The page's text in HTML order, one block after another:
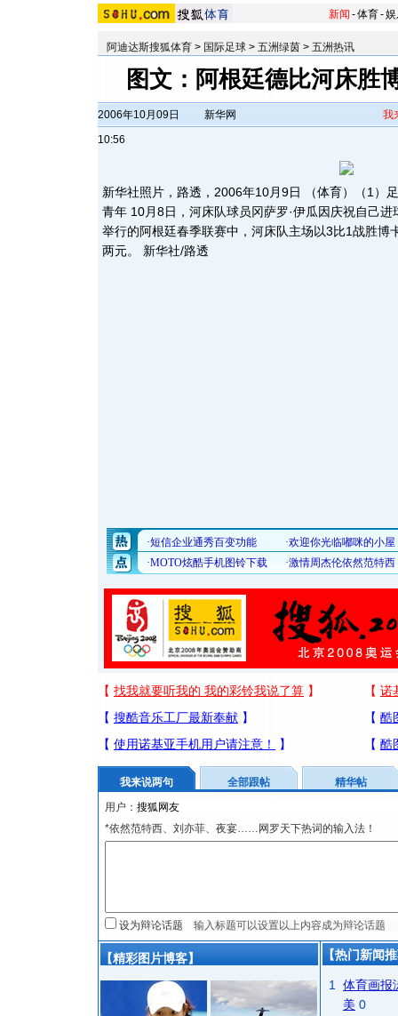
新闻 -体育-
阿迪达斯搜狐体育 > 国际足球 > 五洲绿茵 > 五洲热讯
图文：阿根廷德比河床胜
2006年10月09日
10:56
新华网 我
新华社照片，路透，2006年10月9日 （体育）（1）
青年 10月8日，河床队球员冈萨罗·伊瓜因庆祝自己
举行的阿根廷春季联赛中，河床队主场以3比1战胜博
两元。 新华社/路透
我来说两句 全部跟帖
精华帖
用户：
*依然范特西、刘亦菲、夜宴……网罗天下热词的输入法！
设为辩论话题
【精彩图片博客】 【热门新闻
1
体育画报
美 0